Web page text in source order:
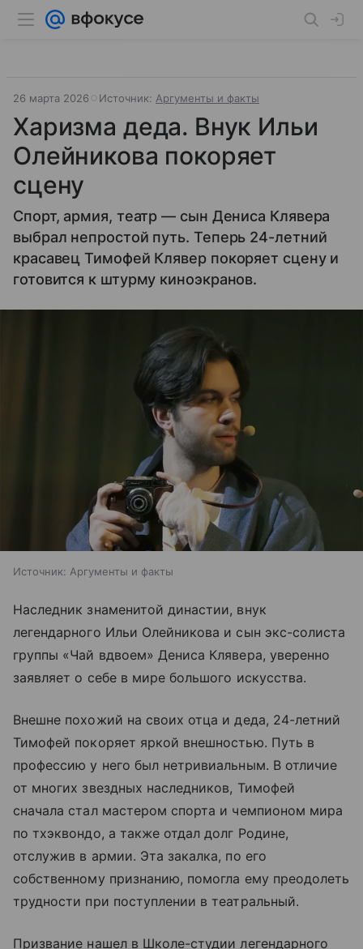
26 марта 2026 Источник: Аргументы и факты
Харизма деда. Внук Ильи
Олейникова покоряет
сцену
Спорт, армия, театр — сын Дениса Клявера
выбрал непростой путь. Теперь 24-летний
красавец Тимофей Клявер покоряет сцену и
готовится к штурму киноэкранов.
Источник: Аргументы и факты
Наследник знаменитой династии, внук
легендарного Ильи Олейникова и сын экс-солиста
группы «Чай вдвоем» Дениса Клявера, уверенно
заявляет о себе в мире большого искусства.
Внешне похожий на своих отца и деда, 24-летний
Тимофей покоряет яркой внешностью. Путь в
профессию у него был нетривиальным. В отличие
от многих звездных наследников, Тимофей
сначала стал мастером спорта и чемпионом мира
по тхэквондо, а также отдал долг Родине,
отслужив в армии. Эта закалка, по его
собственному признанию, помогла ему преодолеть
трудности при поступлении в театральный.
Призвание нашел в Школе-студии легендарного